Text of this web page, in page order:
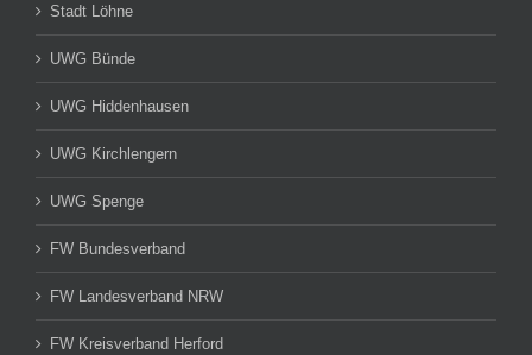
Stadt Löhne
UWG Bünde
UWG Hiddenhausen
UWG Kirchlengern
UWG Spenge
FW Bundesverband
FW Landesverband NRW
FW Kreisverband Herford